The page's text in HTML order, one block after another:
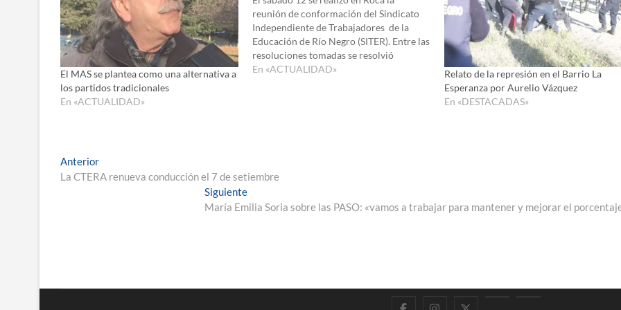
El MAS se plantea como una alternativa a
los partidos tradicionales
En «ACTUALIDAD»
reunión de conformación del Sindicato
Independiente de Trabajadores de la
Educación de Río Negro (SITER). Entre las
resoluciones tomadas se resolvió
impulsar una rápida campaña de
En «ACTUALIDAD»
Relato de la represión en el Barrio La
Esperanza por Aurelio Vázquez
En «DESTACADAS»
Navegación
de
AnteriorEntrada
anterior:
La CTERA renueva conducción el 7 de setiembre
SiguienteEntrada
siguiente:
María Emilia Soria sobre las PASO: «vamos a trabajar para mantener y mejorar el